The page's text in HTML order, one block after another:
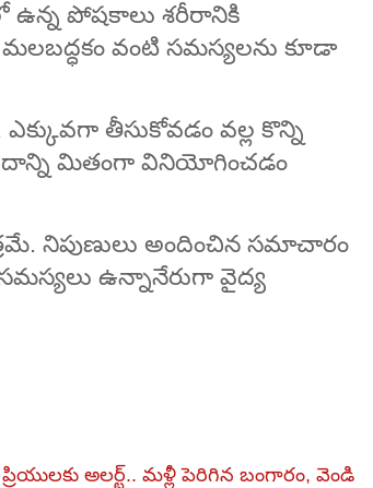
ఉన్న పోషకాలు శరీరానికి
వంటి సమస్యలను కూడా
తీసుకోవడం వల్ల కొన్ని
దాన్ని మితంగా వినియోగించడం
నిపుణులు అందించిన సమాచారం
ఉన్నానేరుగా వైద్య
అలర్ట్.. మళ్లీ పెరిగిన బంగారం, వెండి